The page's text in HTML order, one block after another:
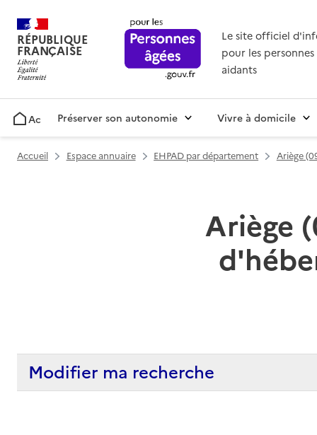
RÉPUBLIQUE
FRANÇAISE
Le site officiel
pour les personnes
aidants
AccueilPréserver son autonomie Vivre à domicile
Accueil Espace annuaire EHPAD par département Ariège
Ariège
Modifier ma recherche